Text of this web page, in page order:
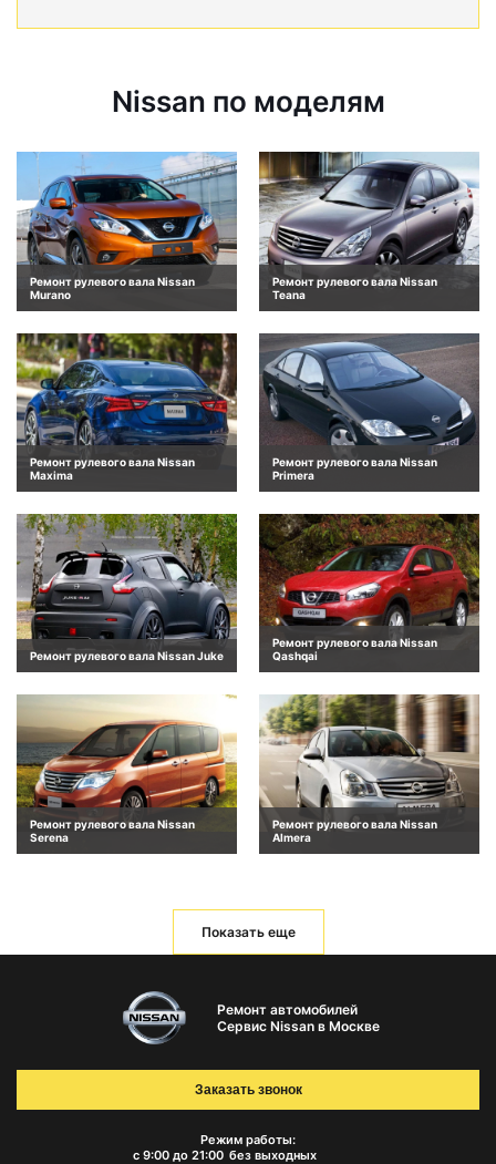
Nissan по моделям
Ремонт рулевого вала Nissan
Murano
Ремонт рулевого вала Nissan
Teana
Ремонт рулевого вала Nissan
Maxima
Ремонт рулевого вала Nissan
Primera
Ремонт рулевого вала Nissan Juke
Ремонт рулевого вала Nissan
Qashqai
Ремонт рулевого вала Nissan
Serena
Ремонт рулевого вала Nissan
Almera
Показать еще
Ремонт автомобилей
Сервис Nissan в Москве
Режим работы:
с 9:00 до 21:00 без выходных
Заказать звонок